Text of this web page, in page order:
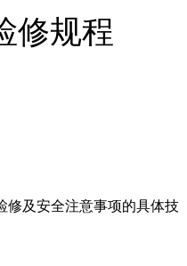
修规程
修及安全注意事项的具体技